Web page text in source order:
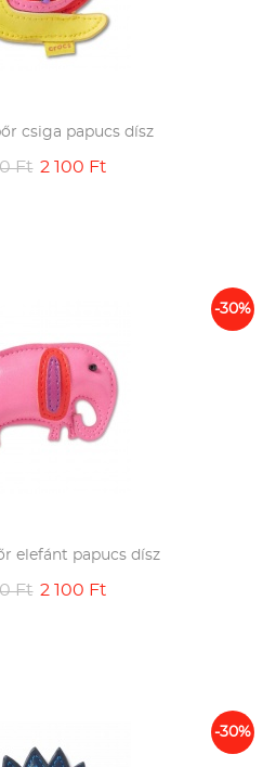
csiga papucs dísz
Ft 2 100 Ft
-30%
elefánt papucs dísz
Ft 2 100 Ft
-30%